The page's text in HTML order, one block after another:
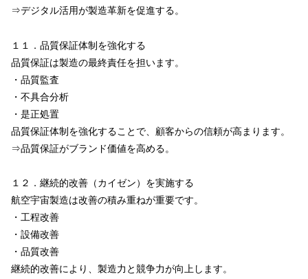
⇒デジタル活用が製造革新を促進する。
１１．品質保証体制を強化する
品質保証は製造の最終責任を担います。
・品質監査
・不具合分析
・是正処置
品質保証体制を強化することで、顧客からの信頼が高まります。
⇒品質保証がブランド価値を高める。
１２．継続的改善（カイゼン）を実施する
航空宇宙製造は改善の積み重ねが重要です。
・工程改善
・設備改善
・品質改善
継続的改善により、製造力と競争力が向上します。